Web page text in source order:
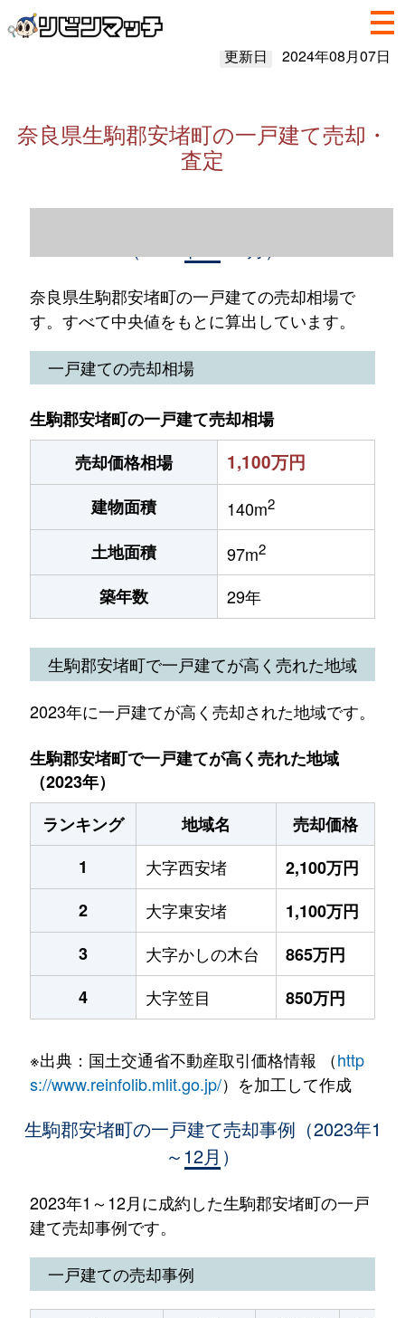
更新日 2024年08月07日
奈良県生駒郡安堵町の一戸建て売却・
査定
奈良県生駒郡安堵町の一戸建ての売却相場で
す。すべて中央値をもとに算出しています。
一戸建ての売却相場
生駒郡安堵町の一戸建て売却相場
売却価格相場
1,100万円
建物面積 140m2
土地面積 97m2
築年数 29年
生駒郡安堵町で一戸建てが高く売れた地域
2023年に一戸建てが高く売却された地域です。
生駒郡安堵町で一戸建てが高く売れた地域
（2023年）
ランキング
地域名
売却価格
1
大字西安堵
2,100万円
2
大字東安堵
1,100万円
3
大字かしの木台
865万円
4
大字笠目 850万円
※出典：国土交通省不動産取引価格情報 （http
s://www.reinfolib.mlit.go.jp/）を加工して作成
生駒郡安堵町の一戸建て売却事例（2023年1
～12月）
2023年1～12月に成約した生駒郡安堵町の一戸
建て売却事例です。
一戸建ての売却事例